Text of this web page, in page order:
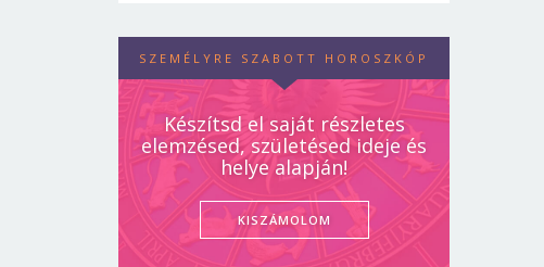
SZEMÉLYRE SZABOTT HOROSZKÓP
Készítsd el saját részletes
elemzésed, születésed ideje és
helye alapján!
KISZÁMOLOM